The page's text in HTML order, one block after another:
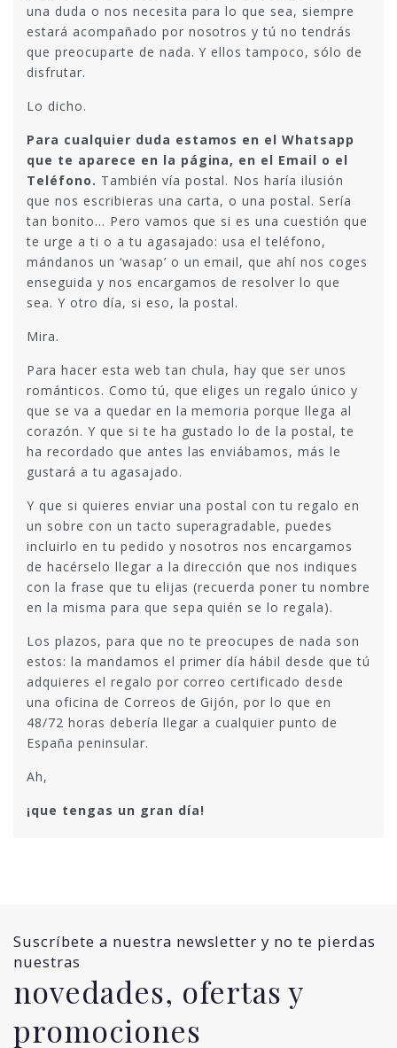
una duda o nos necesita para lo que sea, siempre
estará acompañado por nosotros y tú no tendrás
que preocuparte de nada. Y ellos tampoco, sólo de
disfrutar.
Lo dicho.
Para cualquier duda estamos en el Whatsapp
que te aparece en la página, en el Email o el
Teléfono. También vía postal. Nos haría ilusión
que nos escribieras una carta, o una postal. Sería
tan bonito… Pero vamos que si es una cuestión que
te urge a ti o a tu agasajado: usa el teléfono,
mándanos un ‘wasap’ o un email, que ahí nos coges
enseguida y nos encargamos de resolver lo que
sea. Y otro día, si eso, la postal.
Mira.
Para hacer esta web tan chula, hay que ser unos
románticos. Como tú, que eliges un regalo único y
que se va a quedar en la memoria porque llega al
corazón. Y que si te ha gustado lo de la postal, te
ha recordado que antes las enviábamos, más le
gustará a tu agasajado.
Y que si quieres enviar una postal con tu regalo en
un sobre con un tacto superagradable, puedes
incluirlo en tu pedido y nosotros nos encargamos
de hacérselo llegar a la dirección que nos indiques
con la frase que tu elijas (recuerda poner tu nombre
en la misma para que sepa quién se lo regala).
Los plazos, para que no te preocupes de nada son
estos: la mandamos el primer día hábil desde que tú
adquieres el regalo por correo certificado desde
una oficina de Correos de Gijón, por lo que en
48/72 horas debería llegar a cualquier punto de
España peninsular.
Ah,
¡que tengas un gran día!
Suscríbete a nuestra newsletter y no te pierdas
nuestras
novedades, ofertas y
promociones